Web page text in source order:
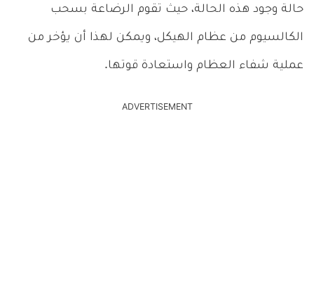
حالة وجود هذه الحالة، حيث تقوم الرضاعة بسحب
الكالسيوم من عظام الهيكل، ويمكن لهذا أن يؤخر من
عملية شفاء العظام واستعادة قوتها.
ADVERTISEMENT